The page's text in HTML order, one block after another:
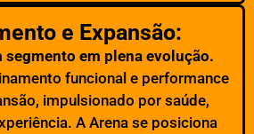
e Expansão:
segmento em plena evolução.
funcional e performance
impulsionado por saúde,
A Arena se posiciona